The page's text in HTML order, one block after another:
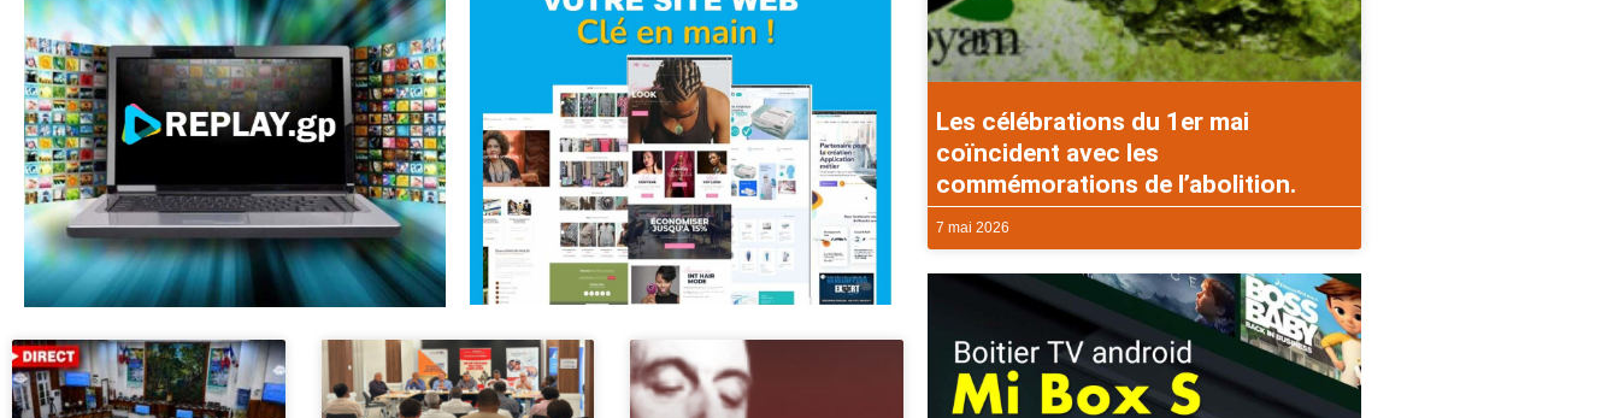
Les célébrations du 1er mai
coïncident avec les
commémorations de l’abolition.
7 mai 2026